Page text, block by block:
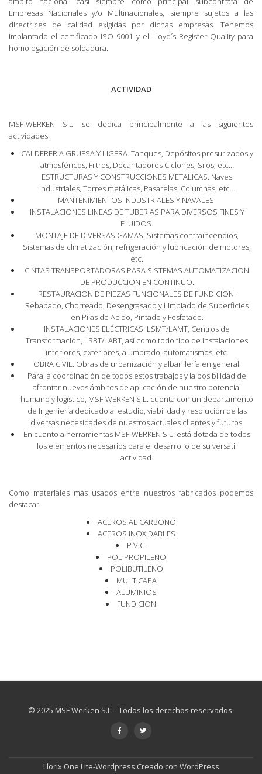
Empresas Nacionales y/o Multinacionales, siempre sujetos a las
directrices de calidad exigidas por dichas empresas. Tenemos
implantado el certificado ISO 9001 y el Lloyd´s Register Quality para
homologación de soldadura.
ACTIVIDAD
MSF-WERKEN S.L. se dedica principalmente a las siguientes
actividades:
CALDERERIA GRUESA Y LIGERA. Tanques, Depósitos presurizados y
atmosféricos, Filtros, Decantadores Ciclones, Silos, etc…
ESTRUCTURAS Y CONSTRUCCIONES METALICAS. Naves
Industriales, Torres metálicas, Pasarelas, Columnas, etc…
MANTENIMIENTOS INDUSTRIALES Y NAVALES.
INSTALACIONES LINEAS DE TUBERIAS PARA DIVERSOS FINES Y
FLUIDOS.
MONTAJE DE DIVERSAS GAMAS. Sistemas contraincendios,
Sistemas de climatización, refrigeración y lubricación de motores,
etc.
CINTAS TRANSPORTADORAS PARA SISTEMAS AUTOMATIZACION
DE PRODUCCION EN CONTINUO.
RESTAURACION DE PIEZAS FUNCIONALES DE FUNDICION.
Rebabado, Chorreado, Desengrasado y Limpiado de Superficies
en Pilas de Acido, Pintado y Fosfatado.
INSTALACIONES ELÉCTRICAS. LSMT/LAMT, Centros de
Transformación, LSBT/LABT, así como todo tipo de instalaciones
interiores, exteriores, alumbrado, automatismos, etc.
OBRA CIVIL. Obras de urbanización y albañilería en general.
Para la coordinación de todos estos trabajos y la posibilidad de
afrontar nuevos ámbitos de aplicación de nuestro potencial
humano y logístico, MSF-WERKEN S.L. cuenta con un departamento
de Ingeniería dedicado al estudio, viabilidad y resolución de las
diversas necesidades de nuestros actuales clientes y futuros.
En cuanto a herramientas MSF-WERKEN S.L. está dotada de todos
los elementos necesarios para el desarrollo de su versátil
actividad.
Como materiales más usados entre nuestros fabricados podemos
destacar:
ACEROS AL CARBONO
ACEROS INOXIDABLES
P.V.C.
POLIPROPILENO
POLIBUTILENO
MULTICAPA
ALUMINIOS
FUNDICION
© 2025 MSF Werken S.L. - Todos los derechos reservados.
Llorix One Lite-Wordpress Creado con WordPress